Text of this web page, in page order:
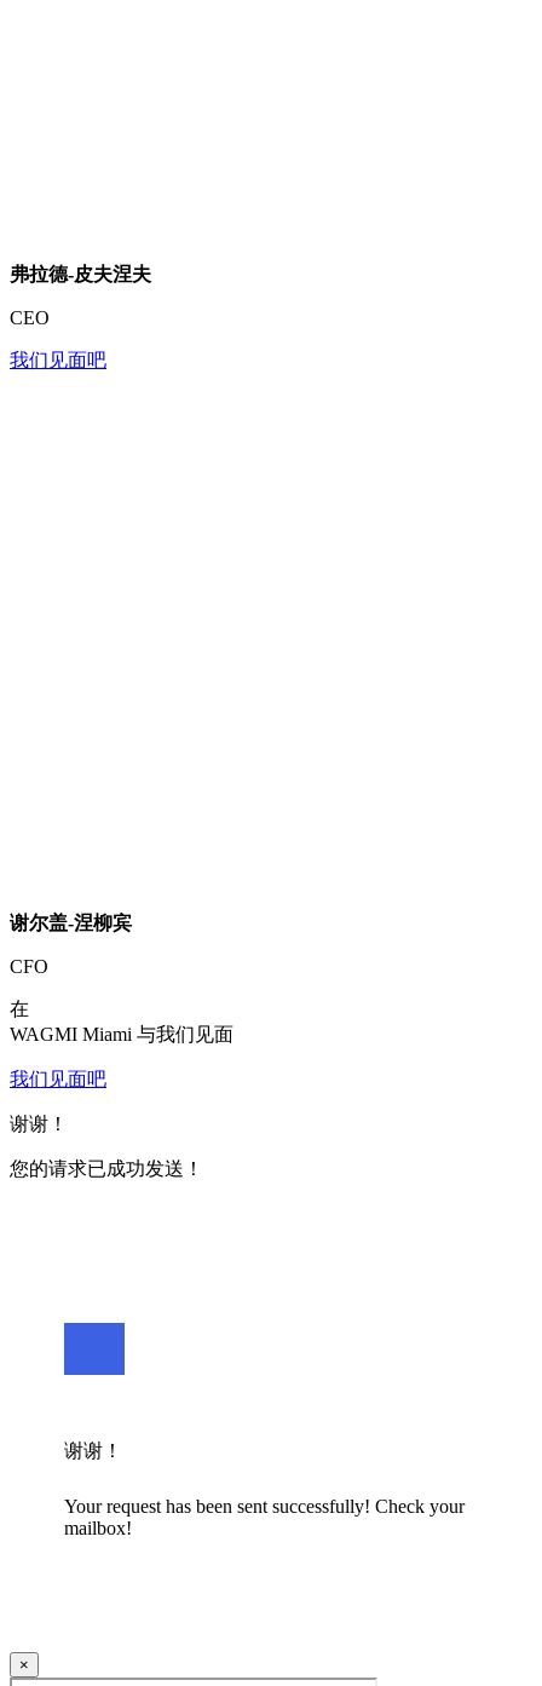
弗拉德-皮夫涅夫
CEO
我们见面吧
谢尔盖-涅柳宾
CFO
在
WAGMI Miami 与我们见面
我们见面吧
谢谢！
您的请求已成功发送！
谢谢！
Your request has been sent successfully! Check your
mailbox!
×